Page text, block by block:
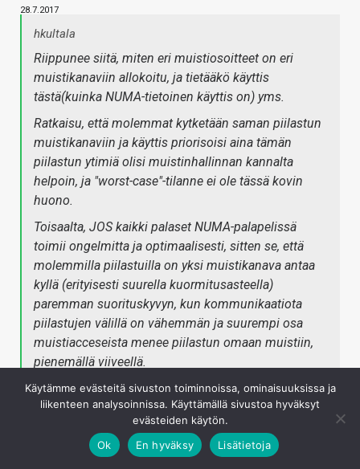
28.7.2017
hkultala
Riippunee siitä, miten eri muistiosoitteet on eri
muistikanaviin allokoitu, ja tietääkö käyttis
tästä(kuinka NUMA-tietoinen käyttis on) yms.
Ratkaisu, että molemmat kytketään saman piilastun
muistikanaviin ja käyttis priorisoisi aina tämän
piilastun ytimiä olisi muistinhallinnan kannalta
helpoin, ja "worst-case"-tilanne ei ole tässä kovin
huono.
Toisaalta, JOS kaikki palaset NUMA-palapelissä
toimii ongelmitta ja optimaalisesti, sitten se, että
molemmilla piilastuilla on yksi muistikanava antaa
kyllä (erityisesti suurella kuormitusasteella)
paremman suorituskyvyn, kun kommunikaatiota
piilastujen välillä on vähemmän ja suurempi osa
muistiacceseista menee piilastun omaan muistiin,
pienemällä viiveellä.
Kyllähän tuo varmaan vaatii optimisointia, jotta saa
homman pyörimään parhaiten, vähän kuten Ryzenillakin
kahden CCX:n kanssa, mutta vielä isommassa
Käytämme evästeitä sivuston toiminnoissa, ominaisuuksissa ja
liikenteen analysoinnissa. Käyttämällä sivustoa hyväksyt
evästeiden käytön.
Ok
En hyväksy Lisätietoja